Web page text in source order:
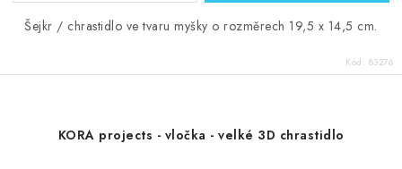
Šejkr / chrastidlo ve tvaru myšky o rozměrech 19,5 x 14,5 cm.
Kód: 83276
KORA projects - vločka - velké 3D chrastidlo